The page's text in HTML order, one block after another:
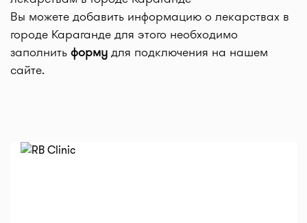
Вы можете добавить информацию о лекарствах в
городе Караганде для этого необходимо
заполнитьформудля подключения на нашем
сайте.